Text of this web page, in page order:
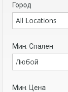
Город
All Locations
Мин. Спален
Любой
Мин. Цена